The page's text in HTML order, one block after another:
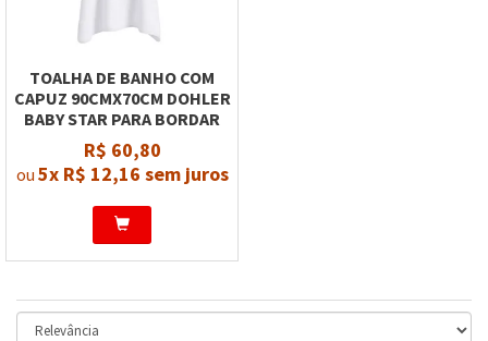
TOALHA DE BANHO COM
CAPUZ 90CMX70CM DOHLER
BABY STAR PARA BORDAR
R$ 60,80
ou 5x R$ 12,16 sem juros